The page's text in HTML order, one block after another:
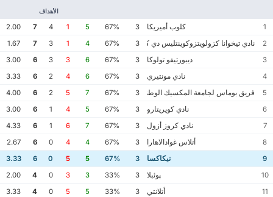
الأهداف
1 كلوب أميريكا 3
67%
5
1
4
7
2.00
2
نادي تيخوانا كزولويتزوكوينتليس دي كاليينتي
3
67%
4
1
3
7
1.67
3
ديبورتيفو تولوكا 3
67%
6
3
3
6
3.00
4
نادي مونتيري 3
67%
6
4
2
6
3.33
5
فريق بوماس لجامعة المكسيك الوطنية المستقلة
3
67%
7
5
2
6
4.00
6
نادي كويريتارو 3
67%
5
4
1
6
3.00
7
نادي كروز أزول 3
67%
7
6
1
6
4.33
8
أتلاس غوادالاهارا 3
67%
4
4
0
6
2.67
9
نيكاكسا 3
67%
5
5
0
6
3.33
10
پوئبلا 3
33%
3
3
0
4
2.00
11
أتلانتي 3
33%
5
5
0
4
3.33